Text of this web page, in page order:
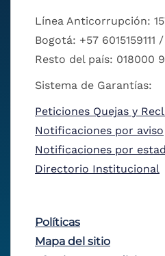
Línea Anticorrupción:
Bogotá: +57 6015159111 /
Resto del país: 018000
Sistema de Garantías:
Peticiones Quejas y
Notificaciones por aviso
Notificaciones por
Directorio Institucional
Políticas
Mapa del sitio